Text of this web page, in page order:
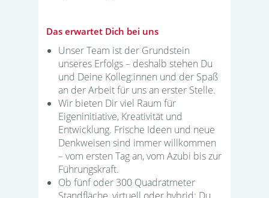
Das erwartet Dich bei uns
Unser Team ist der Grundstein
unseres Erfolgs – deshalb stehen Du
und Deine Kolleg:innen und der Spaß
an der Arbeit für uns an erster Stelle.
Wir bieten Dir viel Raum für
Eigeninitiative, Kreativität und
Entwicklung. Frische Ideen und neue
Denkweisen sind immer willkommen
– vom ersten Tag an, vom Azubi bis zur
Führungskraft.
Ob fünf oder 300 Quadratmeter